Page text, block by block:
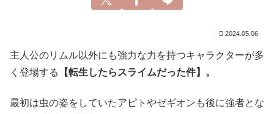
2024.05.06
主人公のリムル以外にも強力な力を持つキャラクターが多
く登場する
【転生したらスライムだった件】。
最初は虫の姿をしていたアピトやゼギオンも後に強者とな